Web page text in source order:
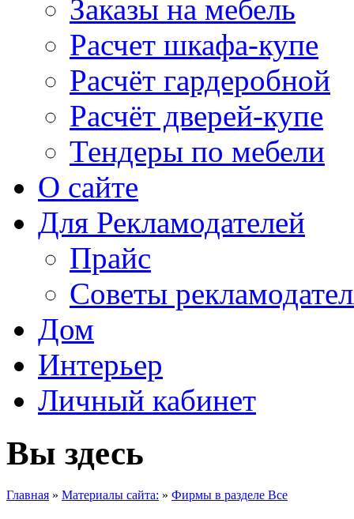
Заказы на мебель
Расчет шкафа-купе
Расчёт гардеробной
Расчёт дверей-купе
Тендеры по мебели
О сайте
Для Рекламодателей
Прайс
Советы
Дом
Интерьер
Личный кабинет
Вы здесь
Главная » Материалы сайта: » Фирмы в разделе Все